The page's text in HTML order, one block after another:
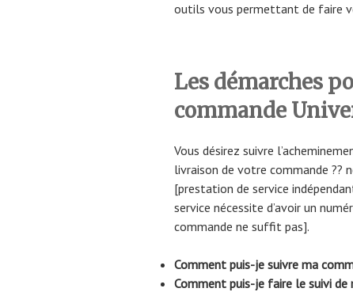
outils vous permettant de faire
Les démarches
commande
Vous désirez suivre
livraison de votre commande ??
[prestation de service
service nécessite d’avoir un
commande ne suffit pas].
Comment puis-je suivre ma
Comment puis-je faire le suivi de